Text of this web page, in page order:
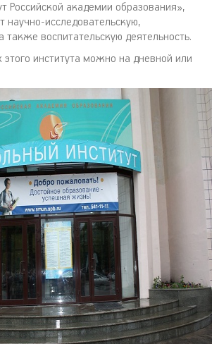
Российской академии образования»,
научно-исследовательскую,
также воспитательскую деятельность.
этого института можно на дневной или